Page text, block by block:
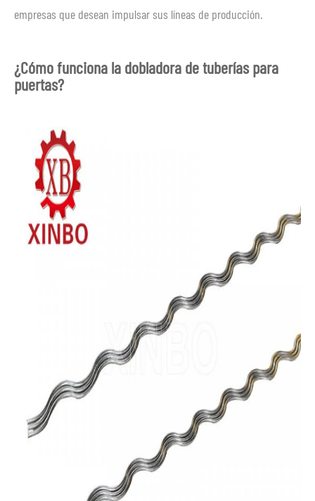
empresas que desean impulsar sus líneas de producción.
¿Cómo funciona la dobladora de tuberías para
puertas?